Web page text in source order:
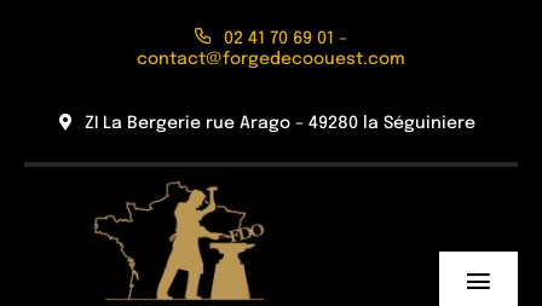
02 41 70 69 01 –
contact@forgedecoouest.com
ZI La Bergerie rue Arago – 49280 la Séguiniere